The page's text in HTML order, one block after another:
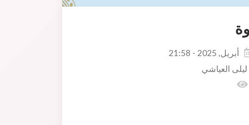
المدينة و الأنهج المجاورة أسفرت عن حجز كميات هامة من
ليلى العياشي